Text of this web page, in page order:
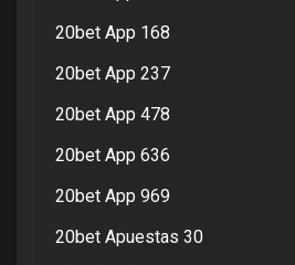
20bet App 168
20bet App 237
20bet App 478
20bet App 636
20bet App 969
20bet Apuestas 30